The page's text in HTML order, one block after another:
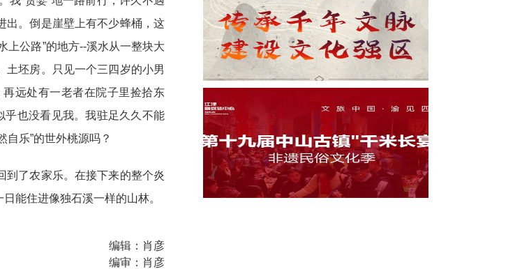
出。倒是崖壁上有不少蜂桶，这
上公路”的地方--溪水从一整块大
土坯房。只见一个三四岁的小男
远处有一老者在院子里捡拾东
乎也没看见我。我驻足久久不能
乐”的世外桃源吗？
到了农家乐。在接下来的整个炎
能住进像独石溪一样的山林。
编辑：肖彦
编审：肖彦